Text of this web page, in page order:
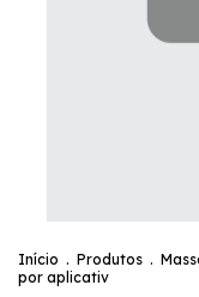
Início . Produtos .
por aplicativ